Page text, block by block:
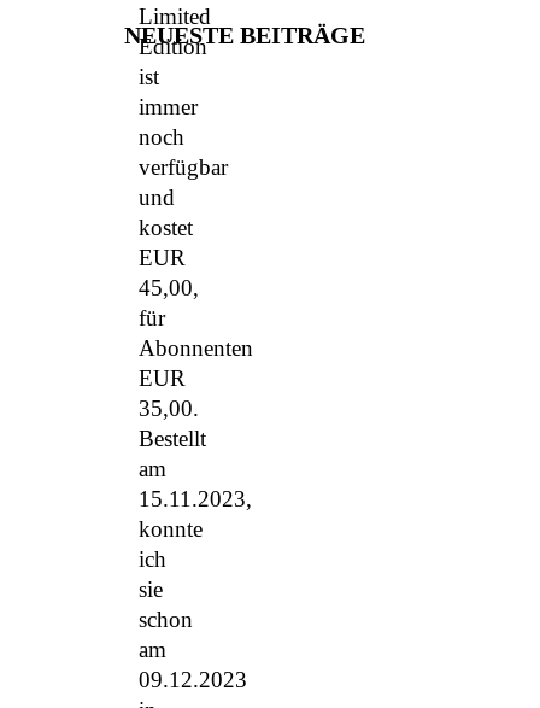
Limited
Edition
ist
immer
noch
verfügbar
und
kostet
EUR
45,00,
für
Abonnenten
EUR
35,00.
Bestellt
am
15.11.2023,
konnte
ich
sie
schon
am
09.12.2023
NEUESTE BEITRÄGE